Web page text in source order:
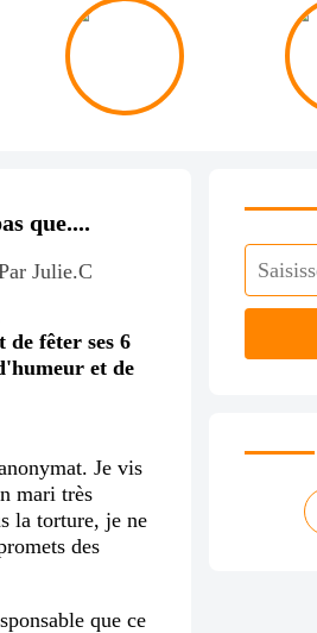
que....
Julie.C
de fêter ses 6
et de
Je vis
mari très
la torture, je ne
des
que ce